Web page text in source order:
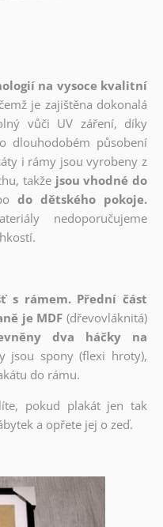
na vysoce kvalitní
je zajištěna dokonalá
vůči UV záření, díky
dlouhodobém působení
i rámy jsou vyrobeny z
takže jsou vhodné do
do dětského pokoje.
nedoporučujeme
s rámem. Přední část
je MDF (dřevovláknitá)
dva háčky na
jsou spony (flexi hroty),
do rámu.
pokud plakát jen tak
a opřete jej o zeď.